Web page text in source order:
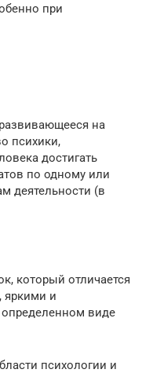
при
на
психики,
достигать
по одному или
деятельности (в
который отличается
яркими и
виде
психологии и